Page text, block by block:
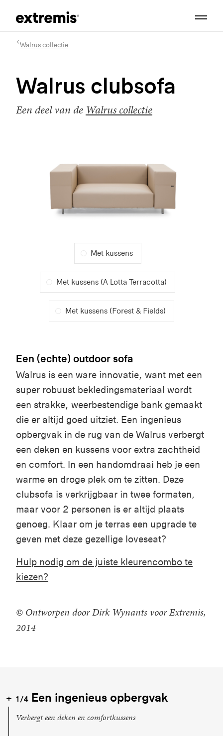
Walrus collectie
Walrus clubsofa
Een deel van de Walrus collectie
Met kussens
Met kussens (A Lotta Terracotta)
Met kussens (Forest & Fields)
Een (echte) outdoor sofa
Walrus is een ware innovatie, want met een
super robuust bekledingsmateriaal wordt
een strakke, weerbestendige bank gemaakt
die er altijd goed uitziet. Een ingenieus
opbergvak in de rug van de Walrus verbergt
een deken en kussens voor extra zachtheid
en comfort. In een handomdraai heb je een
warme en droge plek om te zitten. Deze
clubsofa is verkrijgbaar in twee formaten,
maar voor 2 personen is er altijd plaats
genoeg. Klaar om je terras een upgrade te
geven met deze gezellige loveseat?
Hulp nodig om de juiste kleurencombo te
kiezen?
© Ontworpen door Dirk Wynants voor Extremis,
2014
1/4 Een ingenieus opbergvak
Verbergt een deken en comfortkussens